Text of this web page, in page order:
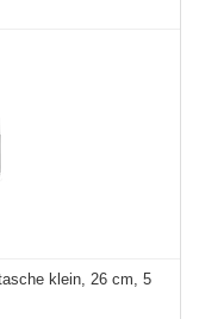
klein, 26 cm, 5